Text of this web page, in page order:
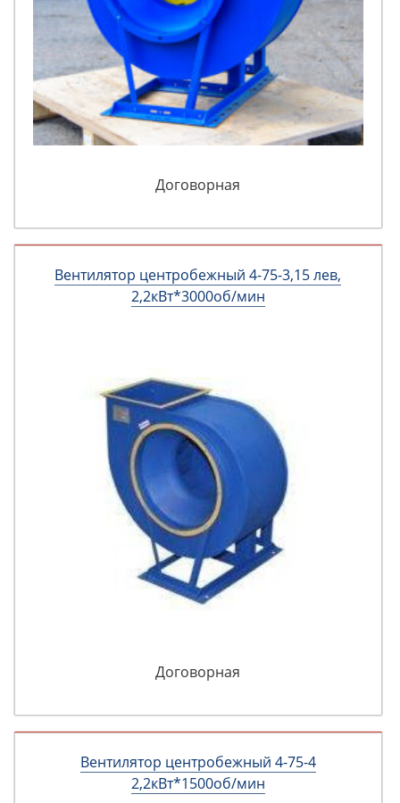
Договорная
Вентилятор центробежный 4-75-3,15 лев,
2,2кВт*3000об/мин
Договорная
Вентилятор центробежный 4-75-4
2,2кВт*1500об/мин